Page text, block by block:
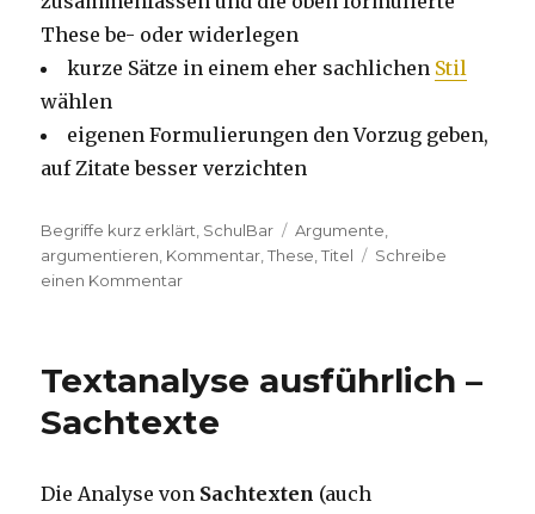
These be- oder widerlegen
kurze Sätze in einem eher sachlichen Stil
wählen
eigenen Formulierungen den Vorzug geben,
auf Zitate besser verzichten
Kategorien
Begriffe kurz erklärt SchulBar Tags
Argumente
argumentieren Kommentar ,These ,Titel
Schreibe
einen Kommentar
Textanalyse ausführlich –
Sachtexte
Die Analyse von Sachtexten (auch